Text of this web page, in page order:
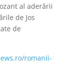
al aderării
de Jos
de
romanii-